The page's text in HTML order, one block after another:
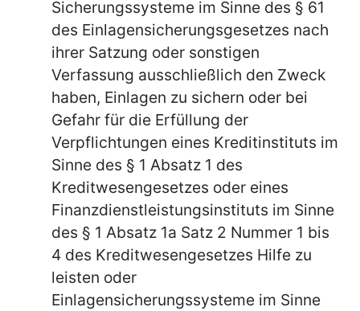
Sicherungssysteme im Sinne des § 61
des Einlagensicherungsgesetzes nach
ihrer Satzung oder sonstigen
Verfassung ausschließlich den Zweck
haben, Einlagen zu sichern oder bei
Gefahr für die Erfüllung der
Verpflichtungen eines Kreditinstituts im
Sinne des § 1 Absatz 1 des
Kreditwesengesetzes oder eines
Finanzdienstleistungsinstituts im Sinne
des § 1 Absatz 1a Satz 2 Nummer 1 bis
4 des Kreditwesengesetzes Hilfe zu
leisten oder
Einlagensicherungssysteme im Sinne